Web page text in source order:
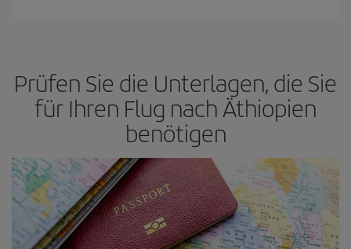
Prüfen Sie die Unterlagen, die Sie
für Ihren Flug nach Äthiopien
benötigen